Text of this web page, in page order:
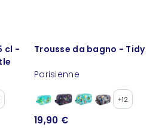
cl -
Trousse da bagno - Tidy
Parisienne
+12
19,90 €